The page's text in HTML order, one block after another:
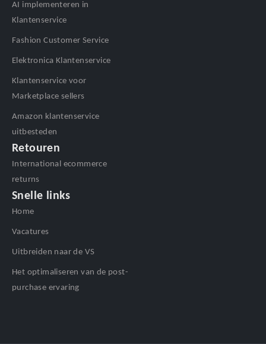
AI implementeren in
Klantenservice
Fashion Customer Service
Elektronica Klantenservice
Klantenservice voor
Marketplace sellers
Amazon klantenservice
uitbesteden
Retouren
International ecommerce
returns
Snelle links
Home
Vacatures
Uitbreiden naar de VS
Het optimaliseren van de post-
purchase ervaring